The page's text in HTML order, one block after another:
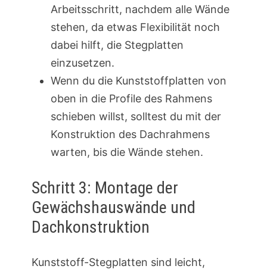
Arbeitsschritt, nachdem alle Wände
stehen, da etwas Flexibilität noch
dabei hilft, die Stegplatten
einzusetzen.
Wenn du die Kunststoffplatten von
oben in die Profile des Rahmens
schieben willst, solltest du mit der
Konstruktion des Dachrahmens
warten, bis die Wände stehen.
Schritt 3: Montage der
Gewächshauswände und
Dachkonstruktion
Kunststoff-Stegplatten sind leicht,